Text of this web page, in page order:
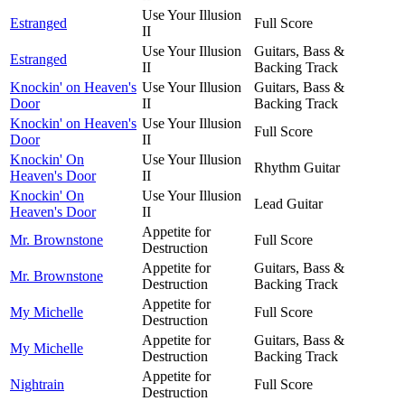
Estranged
Use Your Illusion
II
Full Score
Estranged
Use Your Illusion
II
Guitars, Bass &
Backing Track
Knockin' on Heaven's
Door
Use Your Illusion
II
Guitars, Bass &
Backing Track
Knockin' on Heaven's
Door
Use Your Illusion
II
Full Score
Knockin' On
Heaven's Door
Use Your Illusion
II
Rhythm Guitar
Knockin' On
Heaven's Door
Use Your Illusion
II
Lead Guitar
Mr. Brownstone
Appetite for
Destruction
Full Score
Mr. Brownstone
Appetite for
Destruction
Guitars, Bass &
Backing Track
My Michelle
Appetite for
Destruction
Full Score
My Michelle
Appetite for
Destruction
Guitars, Bass &
Backing Track
Nightrain
Appetite for
Destruction
Full Score